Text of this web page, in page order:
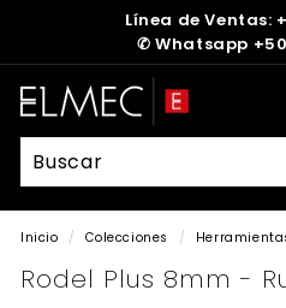
Línea de Ventas:
✆ Whatsapp
E
L
M
E
C
Inicio / Colecciones /
Rodel Plus 8mm -